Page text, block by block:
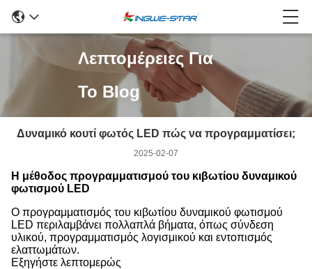
Λεπτομέρειες Για
Το Blog
Δυναμικό κουτί φωτός LED πώς να προγραμματίσει;
2025-02-07
Η μέθοδος προγραμματισμού του κιβωτίου δυναμικού
φωτισμού LED
Ο προγραμματισμός του κιβωτίου δυναμικού φωτισμού
LED περιλαμβάνει πολλαπλά βήματα, όπως σύνδεση
υλικού, προγραμματισμός λογισμικού και εντοπισμός
ελαττωμάτων.
Εξηγήστε λεπτομερώς